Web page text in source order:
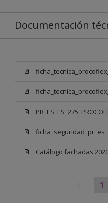
Documentación
Catálogo fachadas
1